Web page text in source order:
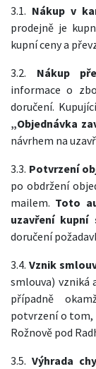
3.1. Nákup v
prodejně je
kupní ceny a
3.2. Nákup
informace o
doručení.
„Objednávka
návrhem na
3.3. Potvrzení
po obdržení
mailem. Toto
uzavření kupní
doručení
3.4. Vznik
smlouva) vzniká
případně
potvrzení o tom,
Rožnově pod
3.5.Výhrada